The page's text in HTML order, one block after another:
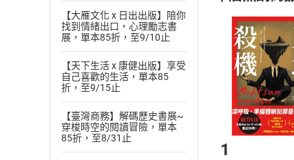
【大雁文化 x 日出出版】陪你
找到情緒出口，心理勵志書
展，單本85折，至9/10止
【天下生活 x 康健出版】享受
自己喜歡的生活，單本85
折，至9/15止
【臺灣商務】解碼歷史書展~
穿梭時空的閱讀冒險，單本
85折，至8/31止
《說妖卷一：無
《金魅殺人魔
《尋妖誌：島
《臺灣妖怪學
《說妖卷二：修
得獎紀錄：
《唯妖論：臺
二〇一八年
且已下載/
退貨方式
貨」，本
請注意，
挑選
Choose
購書後
1